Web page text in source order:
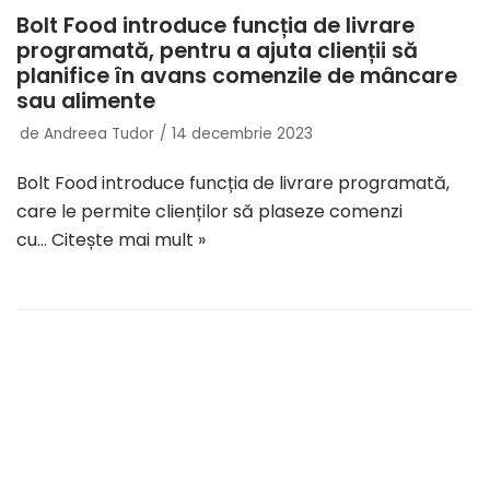
Bolt Food introduce funcția de livrare
programată, pentru a ajuta clienții să
planifice în avans comenzile de mâncare
sau alimente
de Andreea Tudor 14 decembrie 2023
Bolt Food introduce funcția de livrare programată,
care le permite clienților să plaseze comenzi
cu… Citește mai mult »